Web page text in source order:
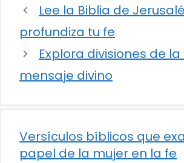
Lee la Biblia de
profundiza tu fe
Explora divisiones de la
mensaje divino
Versículos bíblicos que
papel de la mujer en la fe